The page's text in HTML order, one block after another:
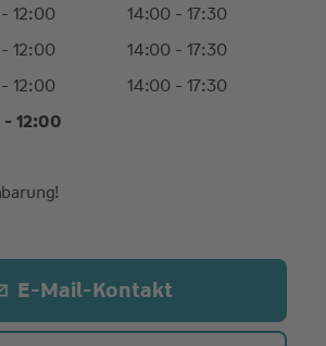
12:00
14:00 - 17:30
12:00
14:00 - 17:30
12:00
14:00 - 17:30
12:00
E-Mail-Kontakt